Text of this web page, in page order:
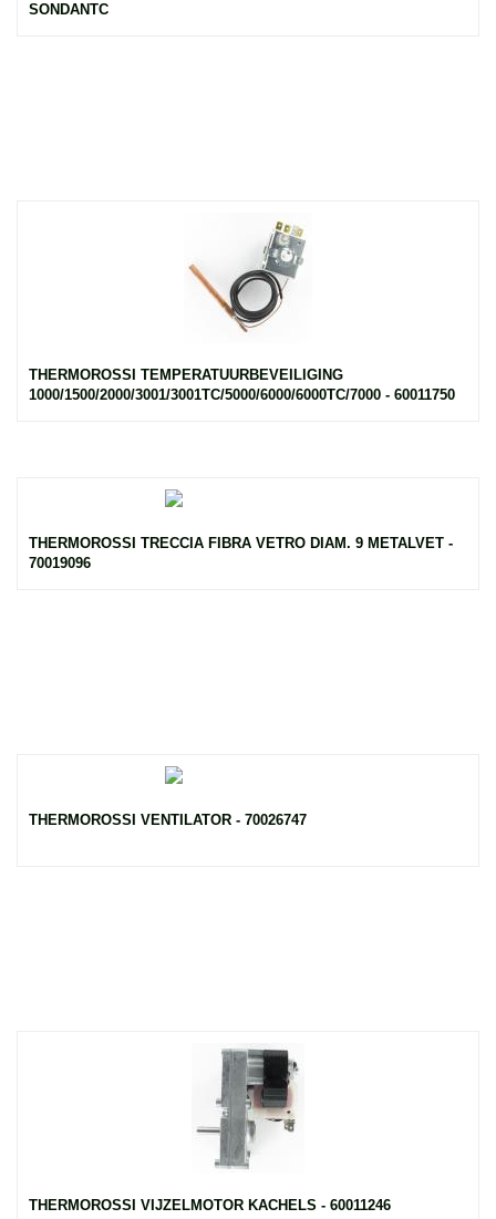
SONDANTC
THERMOROSSI TEMPERATUURBEVEILIGING
1000/1500/2000/3001/3001TC/5000/6000/6000TC/7000 - 60011750
THERMOROSSI TRECCIA FIBRA VETRO DIAM. 9 METALVET -
70019096
THERMOROSSI VENTILATOR - 70026747
THERMOROSSI VIJZELMOTOR KACHELS - 60011246